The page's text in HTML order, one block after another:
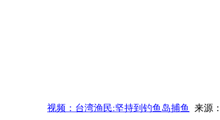
视频：台湾渔民:坚持到钓鱼岛捕鱼 来源